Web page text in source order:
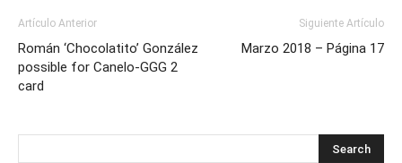
Artículo Anterior
Román ‘Chocolatito’ González
possible for Canelo-GGG 2
card
Siguiente Artículo
Marzo 2018 – Página 17